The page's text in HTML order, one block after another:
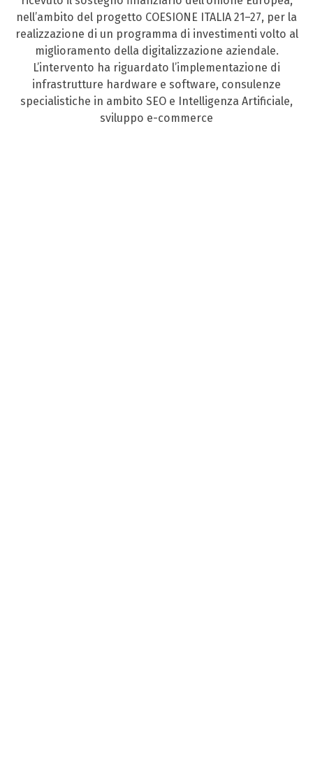
nell’ambito del progetto COESIONE ITALIA 21–27, per la
realizzazione di un programma di investimenti volto al
miglioramento della digitalizzazione aziendale.
L’intervento ha riguardato l’implementazione di
infrastrutture hardware e software, consulenze
specialistiche in ambito SEO e Intelligenza Artificiale,
sviluppo e-commerce